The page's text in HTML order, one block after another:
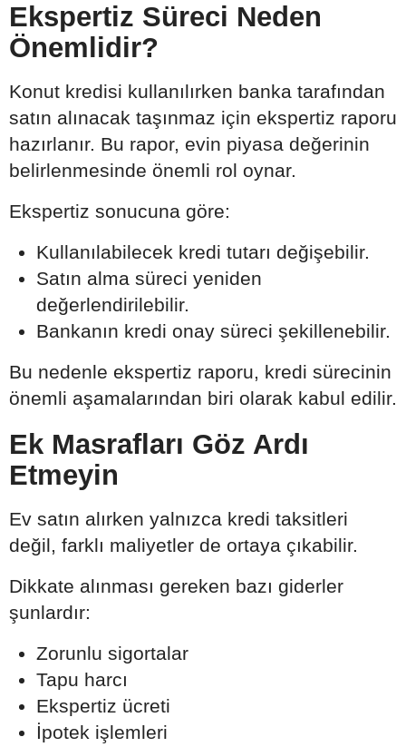
Ekspertiz Süreci Neden
Önemlidir?
Konut kredisi kullanılırken banka tarafından
satın alınacak taşınmaz için ekspertiz raporu
hazırlanır. Bu rapor, evin piyasa değerinin
belirlenmesinde önemli rol oynar.
Ekspertiz sonucuna göre:
Kullanılabilecek kredi tutarı değişebilir.
Satın alma süreci yeniden
değerlendirilebilir.
Bankanın kredi onay süreci şekillenebilir.
Bu nedenle ekspertiz raporu, kredi sürecinin
önemli aşamalarından biri olarak kabul edilir.
Ek Masrafları Göz Ardı
Etmeyin
Ev satın alırken yalnızca kredi taksitleri
değil, farklı maliyetler de ortaya çıkabilir.
Dikkate alınması gereken bazı giderler
şunlardır:
Zorunlu sigortalar
Tapu harcı
Ekspertiz ücreti
İpotek işlemleri